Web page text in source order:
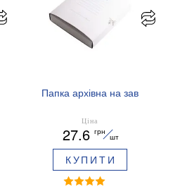
Папка архівна на зав
Ціна
27.6 грн
шт
КУПИТИ